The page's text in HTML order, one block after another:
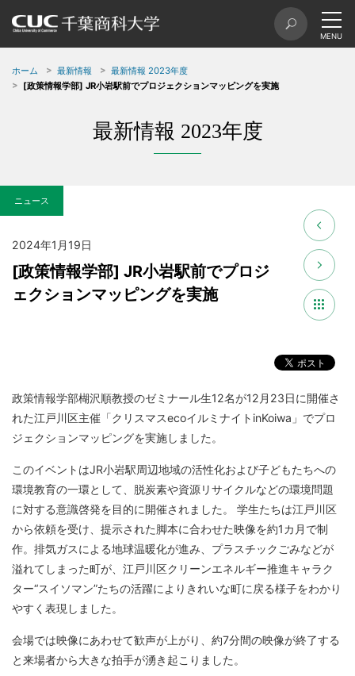
ホーム 最新情報
最新情報 2023年度
[政策情報学部] JR小岩駅前でプロジェクションマッピングを実施
最新情報 2023年度
ニュース
2024年1月19日
[政策情報学部] JR小岩駅前でプロジ
ェクションマッピングを実施
政策情報学部楜沢順教授のゼミナール生12名が12月23日に開催さ
れた江戸川区主催「クリスマスecoイルミナイトinKoiwa」でプロ
ジェクションマッピングを実施しました。
このイベントはJR小岩駅周辺地域の活性化および子どもたちへの
環境教育の一環として、脱炭素や資源リサイクルなどの環境問題
に対する意識啓発を目的に開催されました。 学生たちは江戸川区
から依頼を受け、提示された脚本に合わせた映像を約1カ月で制
作。排気ガスによる地球温暖化が進み、プラスチックごみなどが
溢れてしまった町が、江戸川区クリーンエネルギー推進キャラク
ター“スイソマン”たちの活躍によりきれいな町に戻る様子をわかり
やすく表現しました。
会場では映像にあわせて歓声が上がり、約7分間の映像が終了する
と来場者から大きな拍手が湧き起こりました。